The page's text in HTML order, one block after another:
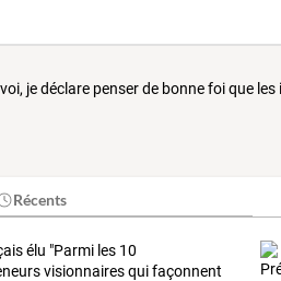
je déclare penser de bonne foi que
Récents
élu "Parmiles10
visionnairesquifaçonnent